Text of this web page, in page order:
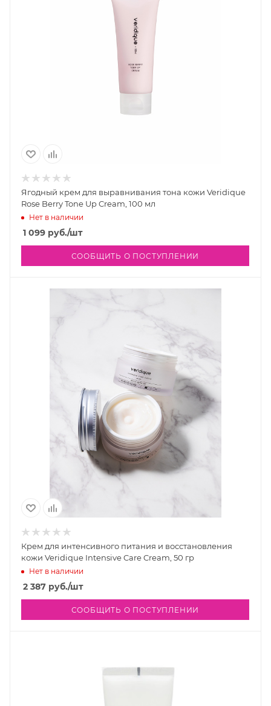
Ягодный крем для выравнивания тона кожи Veridique
Rose Berry Tone Up Cream, 100 мл
Нет в наличии
1 099 руб./шт
СООБЩИТЬ О ПОСТУПЛЕНИИ
Крем для интенсивного питания и восстановления
кожи Veridique Intensive Care Cream, 50 гр
Нет в наличии
2 387 руб./шт
СООБЩИТЬ О ПОСТУПЛЕНИИ